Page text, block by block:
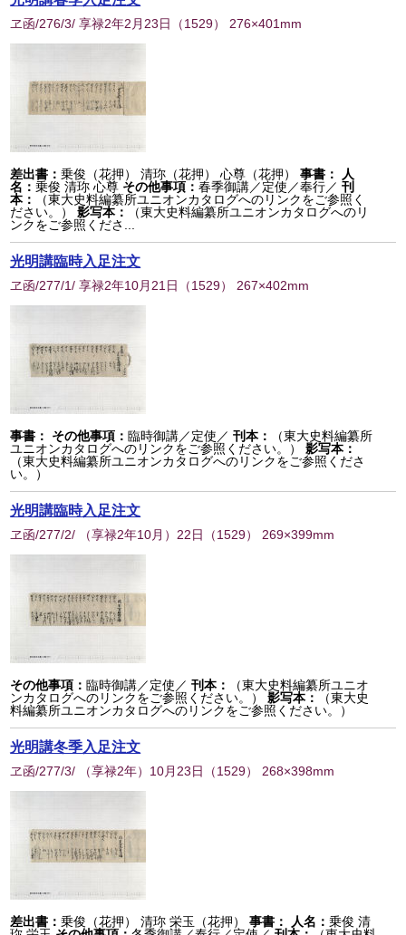
ヱ函/276/3/ 享禄2年2月23日 （1529） 276×401mm
差出書：乗俊（花押） 清珎（花押） 心尊（花押） 事書：
人
名：乗俊 清珎 心尊 その他事項：春季御講／定使／奉行／刊
本：
（東大史料編纂所ユニオンカタログへのリンクをご参照く
ださい。）
影写本：
（東大史料編纂所ユニオンカタログへのリ
ンクをご参照くださ...
光明講臨時入足注文
ヱ函/277/1/ 享禄2年10月21日 （1529） 267×402mm
事書： その他事項：臨時御講／定使／刊本：
（東大史料編纂所
ユニオンカタログへのリンクをご参照ください。）
影写本：
（東大史料編纂所ユニオンカタログへのリンクをご参照くださ
い。）
光明講臨時入足注文
ヱ函/277/2/ （享禄2年10月）22日 （1529） 269×399mm
その他事項：臨時御講／定使／刊本：
（東大史料編纂所ユニオ
ンカタログへのリンクをご参照ください。）
影写本：
（東大史
料編纂所ユニオンカタログへのリンクをご参照ください。）
光明講冬季入足注文
ヱ函/277/3/ （享禄2年）10月23日 （1529） 268×398mm
差出書：乗俊（花押） 清珎 栄玉（花押） 事書： 人名：乗俊 清